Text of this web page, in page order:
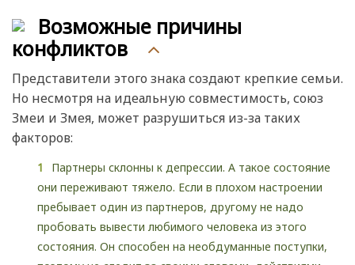
Возможные причины
конфликтов
Представители этого знака создают крепкие семьи.
Но несмотря на идеальную совместимость, союз
Змеи и Змея, может разрушиться из-за таких
факторов:
Партнеры склонны к депрессии. А такое состояние
они переживают тяжело. Если в плохом настроении
пребывает один из партнеров, другому не надо
пробовать вывести любимого человека из этого
состояния. Он способен на необдуманные поступки,